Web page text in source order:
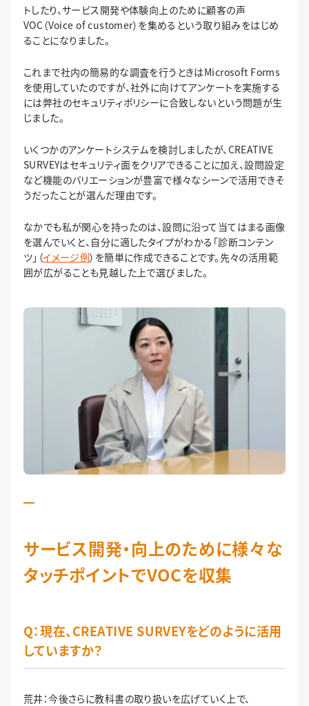
トしたり、サービス開発や体験向上のために顧客の声
VOC（Voice of customer）を集めるという取り組みをはじめ
ることになりました。
これまで社内の簡易的な調査を行うときはMicrosoft Forms
を使用していたのですが、社外に向けてアンケートを実施する
には弊社のセキュリティポリシーに合致しないという問題が生
じました。
いくつかのアンケートシステムを検討しましたが、CREATIVE
SURVEYはセキュリティ面をクリアできることに加え、設問設定
など機能のバリエーションが豊富で様々なシーンで活用できそ
うだったことが選んだ理由です。
なかでも私が関心を持ったのは、設問に沿って当てはまる画像
を選んでいくと、自分に適したタイプがわかる「診断コンテン
ツ」（イメージ例）を簡単に作成できることです。先々の活用範
囲が広がることも見越した上で選びました。
サービス開発・向上のために様々な
タッチポイントでVOCを収集
Q：現在、CREATIVE SURVEYをどのように活用
していますか？
荒井：今後さらに教科書の取り扱いを広げていく上で、